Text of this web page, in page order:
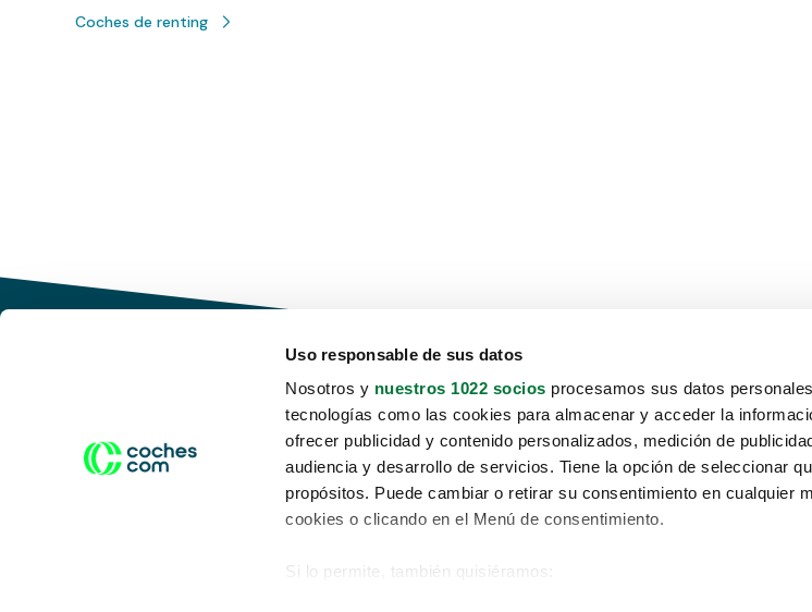
Uso responsable de sus datos
Nosotros y nuestros 1022 socios procesamos sus datos
tecnologías como las cookies para almacenar y acceder la
ofrecer publicidad y contenido personalizados, medición de
audiencia y desarrollo de servicios. Tiene la opción de seleccionar
propósitos. Puede cambiar o retirar su consentimiento en cualquier
cookies o clicando en el Menú de consentimiento.
Si lo permite, también quisiéramos:
Coches de renting
Conduce tu futuro,
desata tu movilidad